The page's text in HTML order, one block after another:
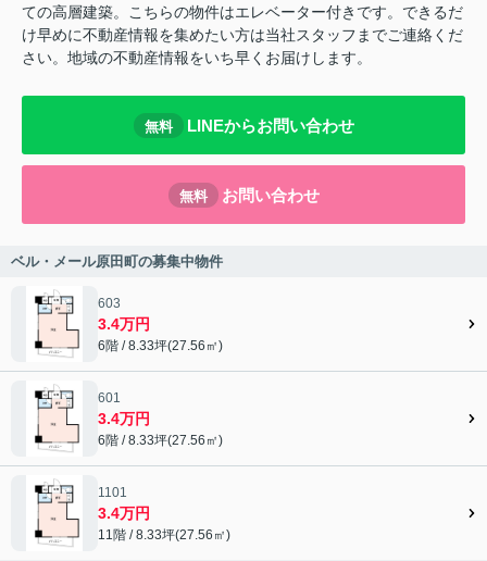
ての高層建築。こちらの物件はエレベーター付きです。できるだ
け早めに不動産情報を集めたい方は当社スタッフまでご連絡くだ
さい。地域の不動産情報をいち早くお届けします。
無料 LINEからお問い合わせ
無料 お問い合わせ
ベル・メール原田町の募集中物件
603
3.4万円
6階 / 8.33坪(27.56㎡)
601
3.4万円
6階 / 8.33坪(27.56㎡)
1101
3.4万円
11階 / 8.33坪(27.56㎡)